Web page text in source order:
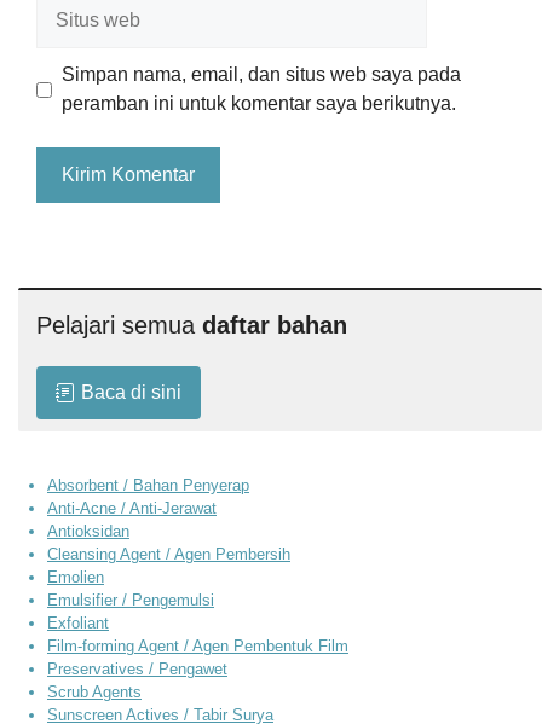
Simpan nama, email, dan situs web saya pada
peramban ini untuk komentar saya berikutnya.
Pelajari semua daftar bahan
Baca di sini
Absorbent / Bahan Penyerap
Anti-Acne / Anti-Jerawat
Antioksidan
Cleansing Agent / Agen Pembersih
Emolien
Emulsifier / Pengemulsi
Exfoliant
Film-forming Agent / Agen Pembentuk Film
Preservatives / Pengawet
Scrub Agents
Sunscreen Actives / Tabir Surya